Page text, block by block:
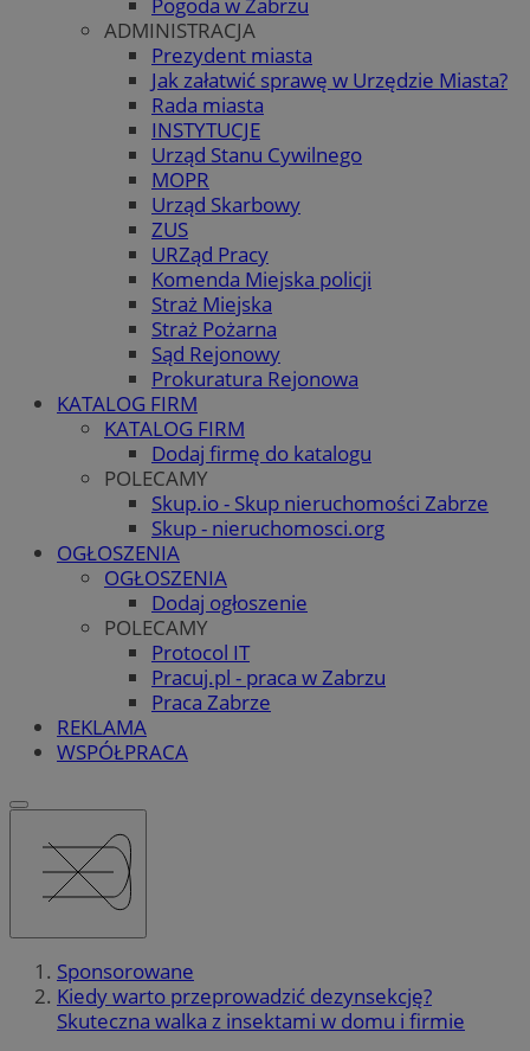
ADMINISTRACJA
Prezydent miasta
Jak załatwić sprawę w Urzędzie Miasta?
Rada miasta
INSTYTUCJE
Urząd Stanu Cywilnego
MOPR
Urząd Skarbowy
ZUS
URZąd Pracy
Komenda Miejska policji
Straż Miejska
Straż Pożarna
Sąd Rejonowy
Prokuratura Rejonowa
KATALOG FIRM
KATALOG FIRM
Dodaj firmę do katalogu
POLECAMY
Skup.io - Skup nieruchomości Zabrze
Skup - nieruchomosci.org
OGŁOSZENIA
OGŁOSZENIA
Dodaj ogłoszenie
POLECAMY
Protocol IT
Pracuj.pl - praca w Zabrzu
Praca Zabrze
REKLAMA
WSPÓŁPRACA
Sponsorowane
Kiedy warto przeprowadzić dezynsekcję?
Skuteczna walka z insektami w domu i firmie